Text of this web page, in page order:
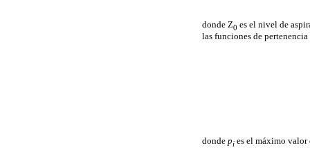
donde Z0 es el nivel de
las funciones de
donde pi es el máximo